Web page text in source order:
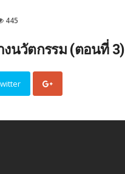
445
งนวัตกรรม (ตอนที่ 3)